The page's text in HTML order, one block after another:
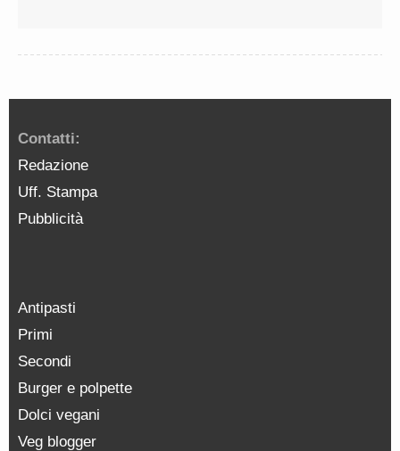
Contatti:
Redazione
Uff. Stampa
Pubblicità
Antipasti
Primi
Secondi
Burger e polpette
Dolci vegani
Veg blogger